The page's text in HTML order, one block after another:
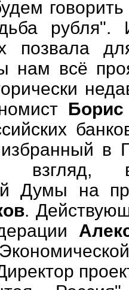
позвала
нам всё
в
Думы на
.